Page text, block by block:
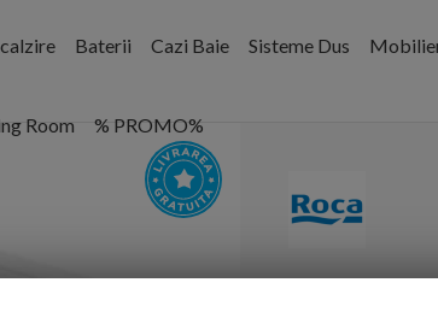
Baterii Cazi Baie Sisteme Dus
Room % PROMO%
Bideu pe